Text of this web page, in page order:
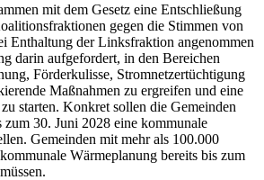
mit dem Gesetz eine Entschließung
gegen die Stimmen von
der Linksfraktion angenommen
darin aufgefordert, in den Bereichen
Förderkulisse, Stromnetzertüchtigung
Maßnahmen zu ergreifen und eine
starten. Konkret sollen die Gemeinden
30. Juni 2028 eine kommunale
Gemeinden mit mehr als 100.000
Wärmeplanung bereits bis zum